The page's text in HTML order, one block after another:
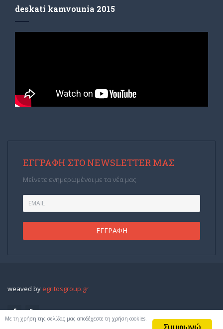
deskati kamvounia 2015
ΕΓΓΡΑΦΉ ΣΤΟ NEWSLETTER ΜΑΣ
Μείνετε ενημερωμένοι με τα νέα μας
weaved by egritosgroup.gr
Με τη χρήση της σελίδας μας αποδέχεστε τη χρήση cookies.